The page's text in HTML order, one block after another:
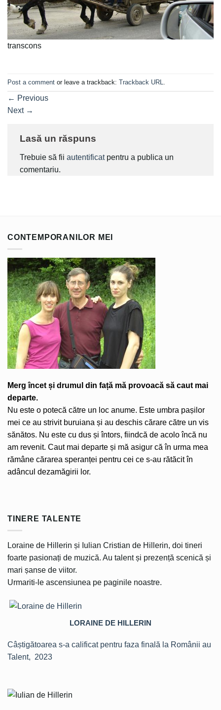
transcons
Post a comment or leave a trackback: Trackback URL
← Previous
Next →
Lasă un răspuns
Trebuie să fii autentificatpentru a publica un
comentariu.
CONTEMPORANILOR MEI
Merg încet și drumul din față mă provoacă să caut mai
departe.
Nu este o potecă către un loc anume. Este umbra pașilor
mei ce au strivit buruiana și au deschis cărare către un vis
sănătos. Nu este cu dus și întors, fiindcă de acolo încă nu
am revenit. Caut mai departe și mă asigur că în urma mea
rămâne cărarea speranței pentru cei ce s-au rătăcit în
adâncul dezamăgirii lor.
TINERE TALENTE
Loraine de Hillerin și Iulian Cristian de Hillerin, doi tineri
foarte pasionați de muzică. Au talent și prezență scenică și
mari șanse de viitor.
Urmariti-le ascensiunea pe paginile noastre.
LORAINE DE HILLERIN
Câștigătoarea s-a calificat pentru faza finală la Românii au
Talent, 2023